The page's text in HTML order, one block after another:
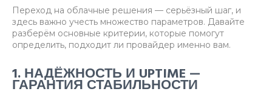
Переход на облачные решения — серьёзный шаг, и
здесь важно учесть множество параметров. Давайте
разберём основные критерии, которые помогут
определить, подходит ли провайдер именно вам.
1. НАДЁЖНОСТЬ И UPTIME —
ГАРАНТИЯ СТАБИЛЬНОСТИ